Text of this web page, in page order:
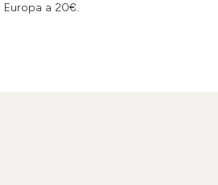
Europa a 20€.